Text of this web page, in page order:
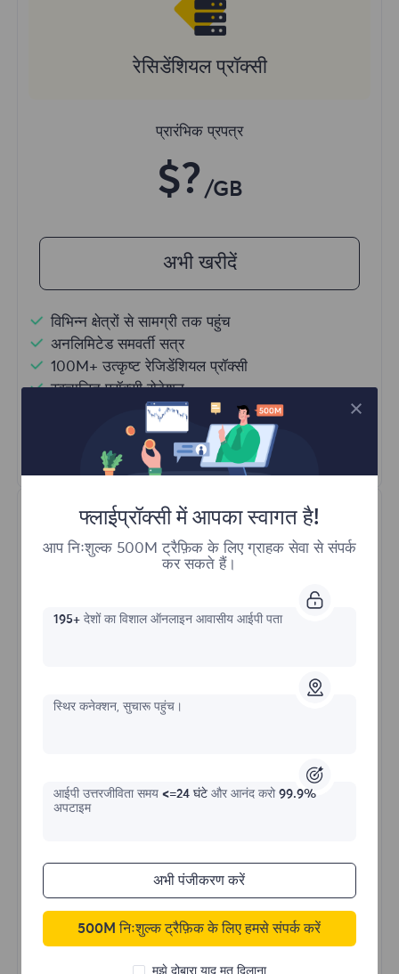
रेसिडेंशियल प्रॉक्सी
प्रारंभिक प्रपत्र
$? /GB
अभी खरीदें
विभिन्न क्षेत्रों से सामग्री तक पहुंच
अनलिमिटेड समवर्ती सत्र
100M+ उत्कृष्ट रेजिडेंशियल प्रॉक्सी
स्वचालित प्रॉक्सी रोटेशन
HTTP(S)/SOCKS5
और अधिक जानें
प्रारंभिक प्रपत्र
अनलिमिटेड उपयोग डेटा
अनलिमिटेड IP उपयोग
दुनिया भर में 50 से अधिक क्षेत्र
फ्लाईप्रॉक्सी में आपका स्वागत है!
आप निःशुल्क 500M ट्रैफ़िक के लिए ग्राहक सेवा से संपर्क
कर सकते हैं।
195+देशों का विशाल ऑनलाइन आवासीय आईपी पता
स्थिर कनेक्शन, सुचारू पहुंच।
आईपी ​​उत्तरजीविता समय <=24 घंटे और आनंद करो 99.9%
अपटाइम
अभी पंजीकरण करें
500M निःशुल्क ट्रैफ़िक के लिए हमसे संपर्क करें
मुझे दोबारा याद मत दिलाना